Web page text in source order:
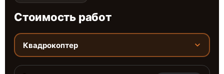
Стоимость работ
Квадрокоптер